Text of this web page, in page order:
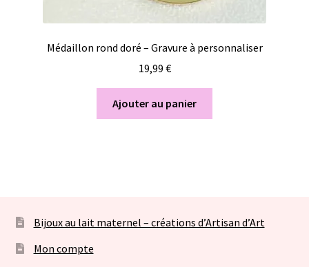
Médaillon rond doré – Gravure à personnaliser
19,99 €
Ajouter au panier
Bijoux au lait maternel – créations d’Artisan d’Art
Mon compte